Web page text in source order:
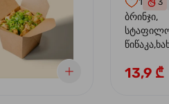
3
ბრინჯი,
სოუსი,
13,9 ₾